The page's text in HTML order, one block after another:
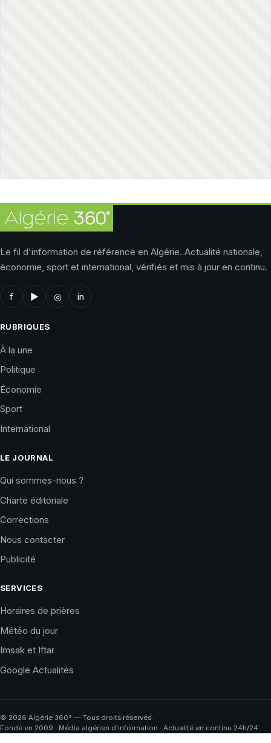
Le fil d'information de référence en Algérie. Actualité nationale,
économie, sport et international, vérifiés et mis à jour en continu.
f ▶ ◎ in
RUBRIQUES
À la une
Politique
Économie
Sport
International
LE JOURNAL
Qui sommes-nous ?
Charte éditoriale
Corrections
Nous contacter
Publicité
SERVICES
Horaires de prières
Météo du jour
Imsak et Iftar
Google Actualités
© 2026 Algérie 360° — Tous droits réservés.
Fondé en 2009 · Média algérien d'information · Actualité en continu 24h/24